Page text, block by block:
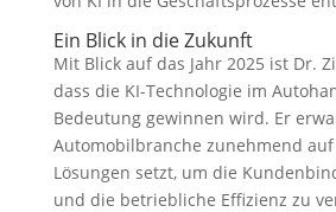
Ein Blick in die Zukunft
Mit Blick auf das Jahr 2025 ist Dr.
dass die KI-Technologie im
Bedeutung gewinnen wird. Er
Automobilbranche zunehmend
Lösungen setzt, um die
und die betriebliche Effizienz zu